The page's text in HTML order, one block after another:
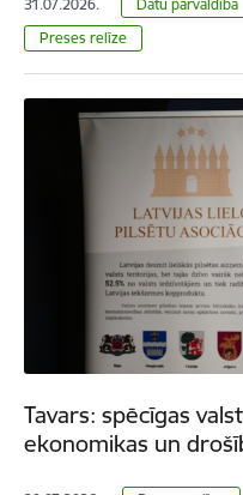
31.07.2026. Datu pārvaldība
Preses relīze
Tavars: spēcīgas
ekonomikas un